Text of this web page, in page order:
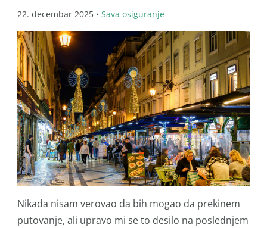
22. decembar 2025 • Sava osiguranje
Nikada nisam verovao da bih mogao da prekinem
putovanje, ali upravo mi se to desilo na poslednjem